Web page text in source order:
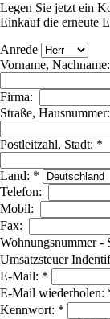
Legen Sie jetzt ein
Einkauf die erneute
Anrede
Vorname,
Firma:
Straße,
Postleitzahl, Stadt: *
Land: *
Telefon:
Mobil:
Fax:
Wohnungsnummer -
Umsatzsteuer
E-Mail: *
E-Mail wiederholen:
Kennwort: *